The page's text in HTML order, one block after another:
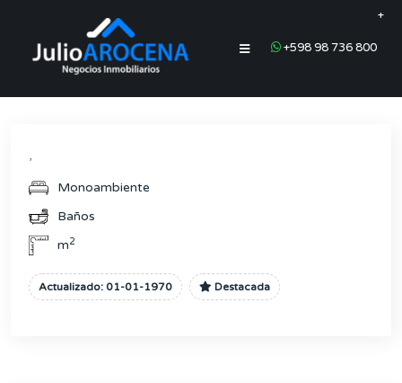
+598 98 736 800
+
,
Monoambiente
Baños
m2
Actualizado: 01-01-1970 Destacada